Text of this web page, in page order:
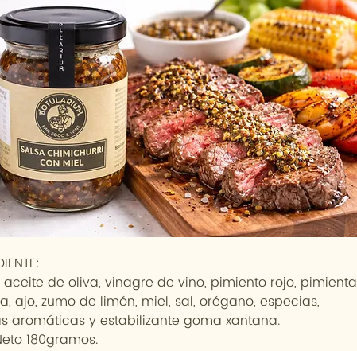
aceite de oliva, vinagre de vino, pimiento rojo, pimienta
ajo, zumo de limón, miel, sal, orégano, especias,
aromáticas y estabilizante goma xantana.
180gramos.